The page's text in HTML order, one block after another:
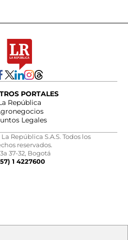
PORTALES
República
Legales
República S.A.S. Todos los
reservados.
37-32, Bogotá
1 4227600